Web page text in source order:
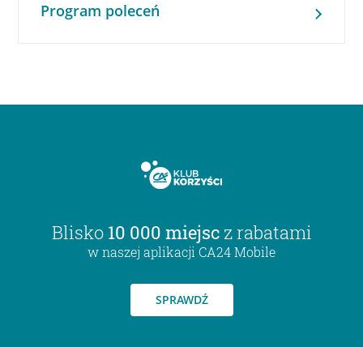
Program poleceń
Blisko 10 000 miejsc z rabatami
w naszej aplikacji CA24 Mobile
SPRAWDŹ